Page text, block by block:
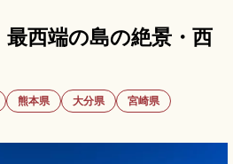
西端の島の絶景・西
熊本県 大分県
宮崎県